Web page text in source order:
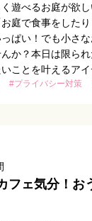
く遊べるお庭が欲
庭で食事をした
っぱい！でも小さ
か？本日は限ら
ことを叶えるアイ
#プライバシー対策
フェ気分！お